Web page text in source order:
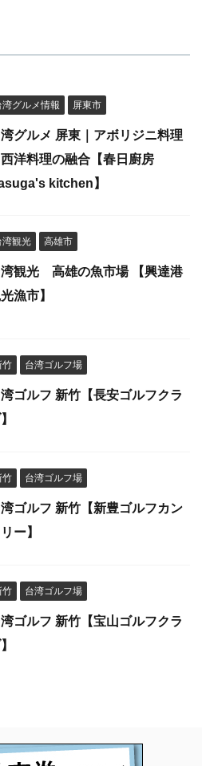
湾グルメ情報 屏東市
グルメ 屏東｜アボリジニ料理
西洋料理の融合【春日廚房
kitchen】
湾観光 高雄市
観光 高雄の魚市場 【興達港
漁市】
竹 台湾ゴルフ場
ゴルフ 新竹【長安ゴルフクラ
竹 台湾ゴルフ場
ゴルフ 新竹【新豊ゴルフカン
リー】
竹 台湾ゴルフ場
ゴルフ 新竹【宝山ゴルフクラ